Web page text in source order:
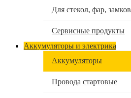
Для стекол, фар, замков
Сервисные продукты
Аккумуляторы и электрика
Аккумуляторы
Провода стартовые